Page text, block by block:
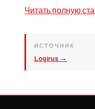
Читать полную
ИСТОЧНИК
Logirus →